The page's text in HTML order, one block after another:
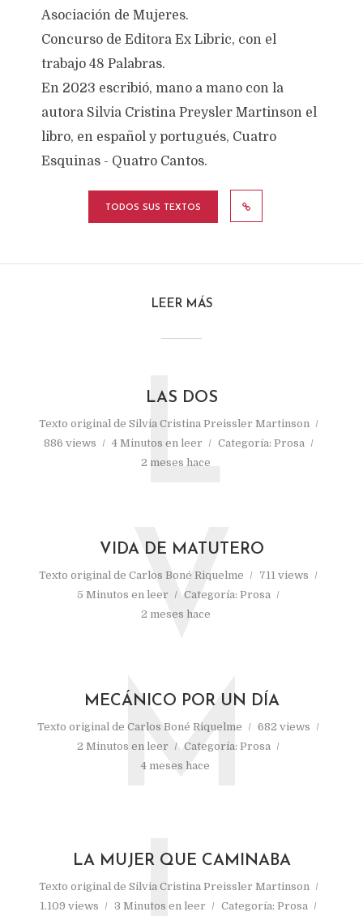
Asociación de Mujeres.
Concurso de Editora Ex Libric, con el
trabajo 48 Palabras.
En 2023 escribió, mano a mano con la
autora Silvia Cristina Preysler Martinson el
libro, en español y portugués, Cuatro
Esquinas - Quatro Cantos.
TODOS SUS TEXTOS
LEER MÁS
LAS DOS
Texto original de Silvia Cristina Preissler Martinson
886 views
4 Minutos en leer Categoría: Prosa
2 meses hace
L
VIDA DE MATUTERO
Texto original de Carlos Boné Riquelme
711 views
5 Minutos en leer
Categoría: Prosa
2 meses hace
V
MECÁNICO POR UN DÍA
Texto original de Carlos Boné Riquelme
682 views
2 Minutos en leer
Categoría: Prosa
4 meses hace
M
LA MUJER QUE CAMINABA
Texto original de Silvia Cristina Preissler Martinson
1.109 views
3 Minutos en leer Categoría: Prosa